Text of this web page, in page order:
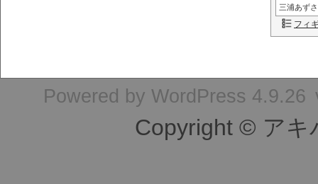
三浦あずさ
フィ
Powered by WordPress 4.9.26
Copyright © アキ